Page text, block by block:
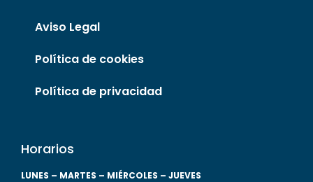
Aviso Legal
Política de cookies
Política de privacidad
Horarios
LUNES – MARTES – MIÉRCOLES – JUEVES